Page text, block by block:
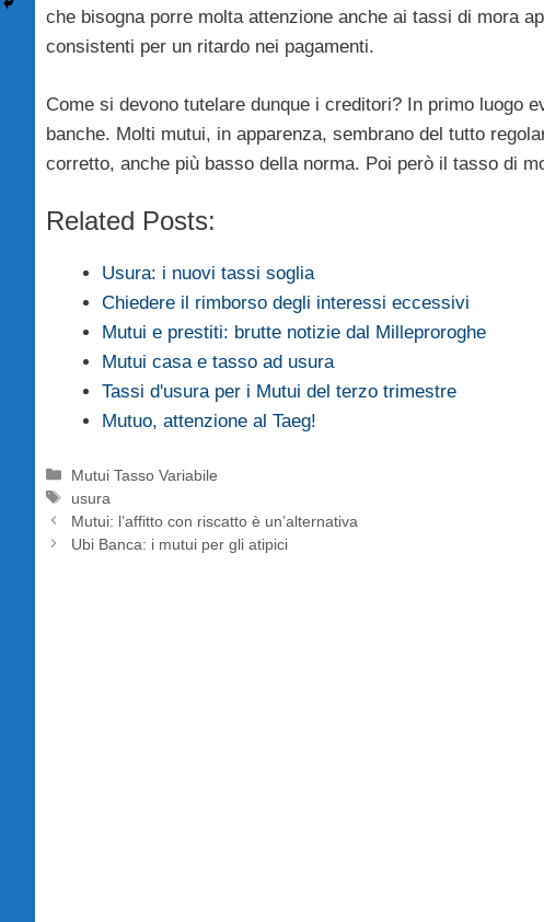
che bisogna porre molta attenzione anche ai tassi di mora
consistenti per un ritardo nei pagamenti.
Come si devono tutelare dunque i creditori? In primo luogo
banche. Molti mutui, in apparenza, sembrano del tutto
corretto, anche più basso della norma. Poi però il tasso di
Related Posts:
Usura: i nuovi tassi soglia
Chiedere il rimborso degli interessi eccessivi
Mutui e prestiti: brutte notizie dal Milleproroghe
Mutui casa e tasso ad usura
Tassi d'usura per i Mutui del terzo trimestre
Mutuo, attenzione al Taeg!
Categorie
Mutui Tasso Variabile
Tag
usura
Mutui: l’affitto con riscatto è un’alternativa
Ubi Banca: i mutui per gli atipici